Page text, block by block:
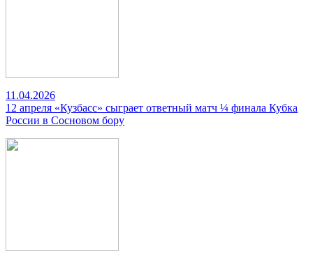
11.04.2026
12 апреля «Кузбасс» сыграет ответный матч ¼ финала Кубка
России в Сосновом бору